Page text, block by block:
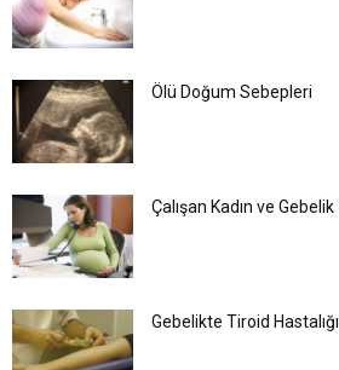
Ölü Doğum Sebepleri
Çalışan Kadın ve Gebelik
Gebelikte Tiroid Hastalığı